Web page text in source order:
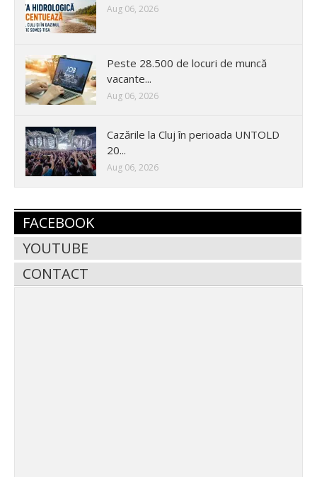
Aug 06, 2026
Peste 28.500 de locuri de muncă
vacante...
Aug 06, 2026
Cazările la Cluj în perioada UNTOLD
20...
Aug 06, 2026
FACEBOOK
YOUTUBE
CONTACT